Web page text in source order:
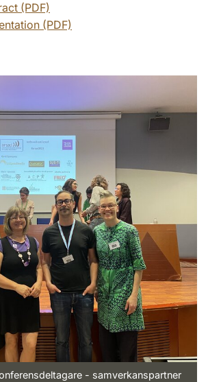
(PDF)
(PDF)
- samverkanspartner